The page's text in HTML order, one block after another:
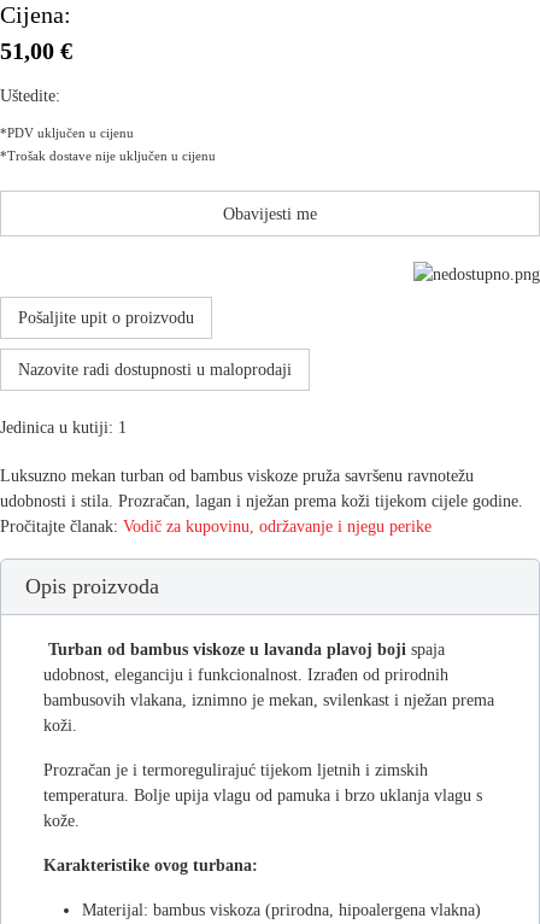
Cijena:
51,00 €
Uštedite:
*PDV uključen u cijenu
*Trošak dostave nije uključen u cijenu
Obavijesti me
Pošaljite upit o proizvodu
Nazovite radi dostupnosti u maloprodaji
Jedinica u kutiji: 1
Luksuzno mekan turban od bambus viskoze pruža savršenu ravnotežu
udobnosti i stila. Prozračan, lagan i nježan prema koži tijekom cijele godine.
Pročitajte članak: Vodič za kupovinu, održavanje i njegu perike
Opis proizvoda
Turban od bambus viskoze u lavanda plavoj boji spaja
udobnost, eleganciju i funkcionalnost. Izrađen od prirodnih
bambusovih vlakana, iznimno je mekan, svilenkast i nježan prema
koži.
Prozračan je i termoregulirajuć tijekom ljetnih i zimskih
temperatura. Bolje upija vlagu od pamuka i brzo uklanja vlagu s
kože.
Karakteristike ovog turbana:
Materijal: bambus viskoza (prirodna, hipoalergena vlakna)